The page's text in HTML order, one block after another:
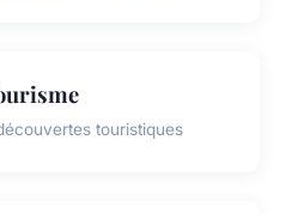
touristiques